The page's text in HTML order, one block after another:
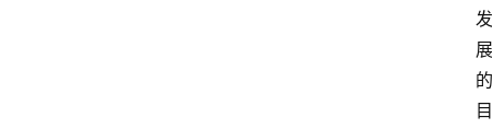
发
展
的
目